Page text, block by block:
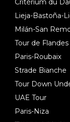
Critérium du
Lieja-Bastoña-
Milán-San
Tour de Flandes
Paris-Roubaix
Strade Bianche
Tour Down
UAE Tour
Paris-Niza